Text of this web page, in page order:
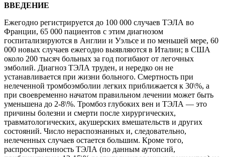
ВВЕДЕНИЕ
Ежегодно регистрируется до 100 000 случаев ТЭЛА во
Франции, 65 000 пациентов с этим диагнозом
госпитализируются в Англии и Уэльсе и по меньшей мере, 60
000 новых случаев ежегодно выявляются в Италии; в США
около 200 тысяч больных за год погибают от легочных
эмболий. Диагноз ТЭЛА труден, и нередко он не
устанавливается при жизни больного. Смертность при
нелеченной тромбоэмболии легких приближается к 30\%, а
при своевременно начатом правильном лечении может быть
уменьшена до 2-8\%. Тромбоз глубоких вен и ТЭЛА — это
причины болезни и смерти после хирургических,
травматологических, акушерских вмешательств и других
состояний. Число нераспознанных и, следовательно,
нелеченных случаев остается большим. Кроме того,
распространенность ТЭЛА (по данным аутопсий,